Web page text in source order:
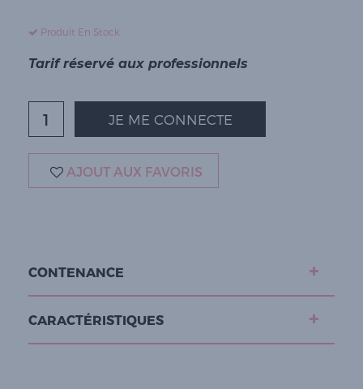
Produit En Stock
Tarif réservé aux professionnels
JE ME CONNECTE
AJOUT AUX FAVORIS
CONTENANCE
CARACTÉRISTIQUES